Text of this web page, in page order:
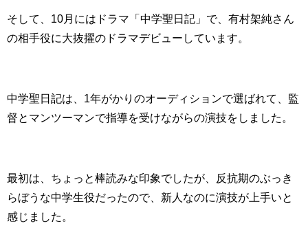
そして、10月にはドラマ「中学聖日記」で、有村架純さん
の相手役に大抜擢のドラマデビューしています。
中学聖日記は、1年がかりのオーディションで選ばれて、監
督とマンツーマンで指導を受けながらの演技をしました。
最初は、ちょっと棒読みな印象でしたが、反抗期のぶっき
らぼうな中学生役だったので、新人なのに演技が上手いと
感じました。